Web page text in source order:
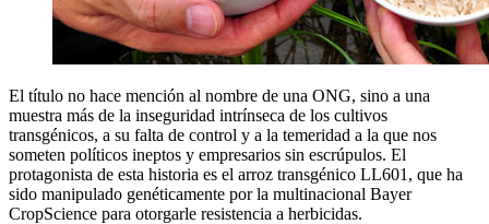
El título no hace mención al nombre de una ONG, sino a una
muestra más de la inseguridad intrínseca de los cultivos
transgénicos, a su falta de control y a la temeridad a la que nos
someten políticos ineptos y empresarios sin escrúpulos. El
protagonista de esta historia es el arroz transgénico LL601, que ha
sido manipulado genéticamente por la multinacional Bayer
CropScience para otorgarle resistencia a herbicidas.